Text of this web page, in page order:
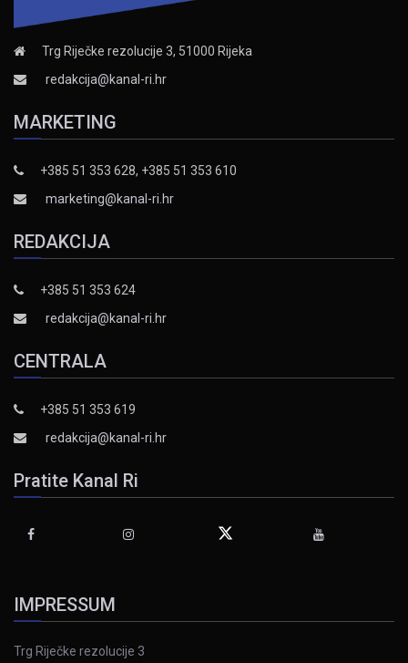
Trg Riječke rezolucije 3, 51000 Rijeka
redakcija@kanal-ri.hr
MARKETING
+385 51 353 628, +385 51 353 610
marketing@kanal-ri.hr
REDAKCIJA
+385 51 353 624
redakcija@kanal-ri.hr
CENTRALA
+385 51 353 619
redakcija@kanal-ri.hr
Pratite Kanal Ri
IMPRESSUM
Trg Riječke rezolucije 3